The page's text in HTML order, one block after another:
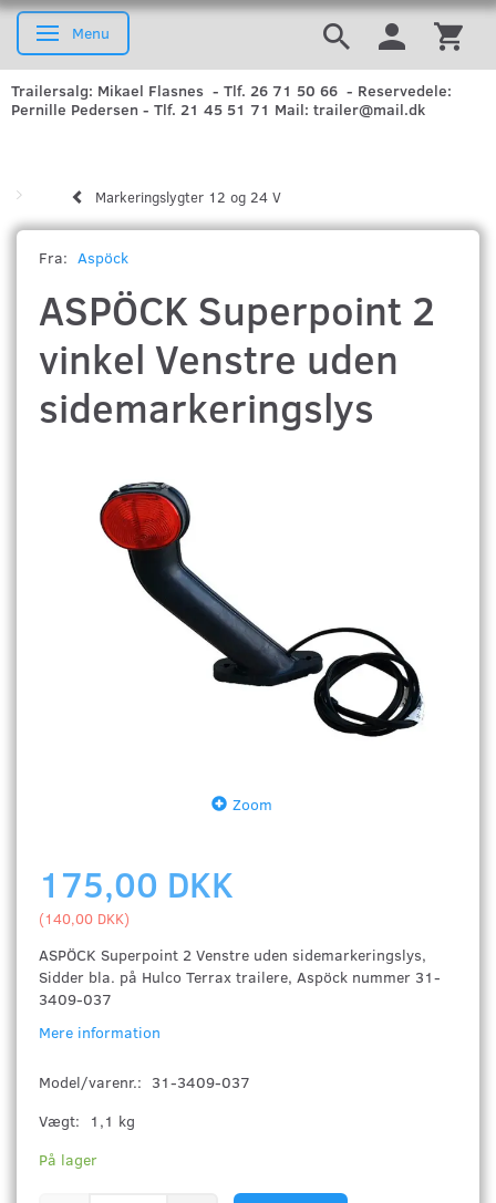
Skifte navigation
Menu
Trailersalg: Mikael Flasnes - Tlf. 26 71 50 66 - Reservedele:
Pernille Pedersen - Tlf. 21 45 51 71 Mail: trailer@mail.dk
Markeringslygter 12 og 24 V
Fra: Aspöck
ASPÖCK Superpoint 2
vinkel Venstre uden
sidemarkeringslys
Zoom
175,00 DKK
(140,00 DKK)
ASPÖCK Superpoint 2 Venstre uden sidemarkeringslys,
Sidder bla. på Hulco Terrax trailere, Aspöck nummer 31-
3409-037
Mere information
Model/varenr.: 31-3409-037
Vægt:
1,1 kg
På lager